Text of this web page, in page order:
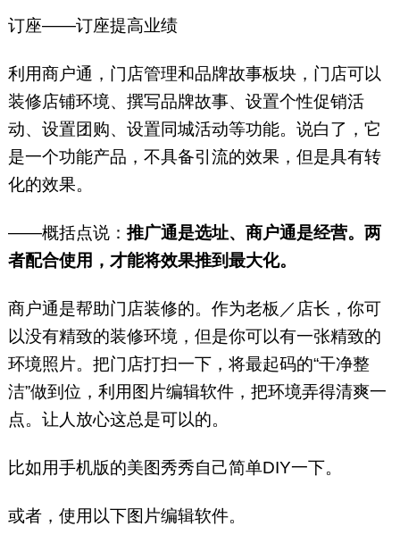
订座——订座提高业绩
利用商户通，门店管理和品牌故事板块，门店可以
装修店铺环境、撰写品牌故事、设置个性促销活
动、设置团购、设置同城活动等功能。说白了，它
是一个功能产品，不具备引流的效果，但是具有转
化的效果。
——概括点说： 推广通是选址、商户通是经营。两
者配合使用，才能将效果推到最大化。
商户通是帮助门店装修的。作为老板／店长，你可
以没有精致的装修环境，但是你可以有一张精致的
环境照片。把门店打扫一下，将最起码的“干净整
洁”做到位，利用图片编辑软件，把环境弄得清爽一
点。让人放心这总是可以的。
比如用手机版的美图秀秀自己简单DIY一下。
或者，使用以下图片编辑软件。